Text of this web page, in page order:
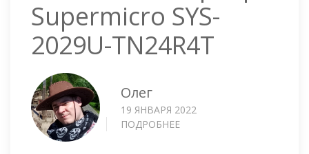
Supermicro SYS-
2029U-TN24R4T
Олег
19 ЯНВАРЯ 2022
ПОДРОБНЕЕ